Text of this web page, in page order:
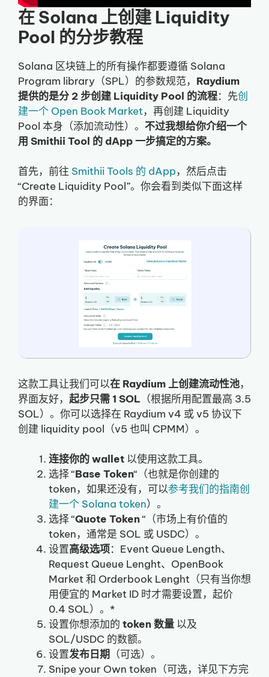
在 Solana 上创建 Liquidity
Pool 的分步教程
Solana 区块链上的所有操作都要遵循 Solana
Program library（SPL）的参数规范， Raydium
提供的是分 2 步创建 Liquidity Pool 的流程：先创
建一个 Open Book Market，再创建 Liquidity
Pool 本身（添加流动性）。 不过我想给你介绍一个
用 Smithii Tool 的 dApp 一步搞定的方案。
首先，前往 Smithii Tools 的 dApp，然后点击
“Create Liquidity Pool”。你会看到类似下面这样
的界面：
这款工具让我们可以在 Raydium 上创建流动性池，
界面友好， 起步只需 1 SOL （根据所用配置最高 3.5
SOL）。你可以选择在 Raydium v4 或 v5 协议下
创建 liquidity pool（v5 也叫 CPMM）。
连接你的 wallet 以使用这款工具。
选择 “Base Token“（也就是你创建的
token，如果还没有，可以参考我们的指南创
建一个 Solana token）。
选择 “Quote Token“（市场上有价值的
token，通常是 SOL 或 USDC）。
设置高级选项：Event Queue Length、
Request Queue Lenght、OpenBook
Market 和 Orderbook Lenght（只有当你想
用便宜的 Market ID 时才需要设置，起价
0.4 SOL）。*
设置你想添加的 token 数量 以及
SOL/USDC 的数额。
设置发布日期 （可选）。
Snipe your Own token（可选，详见下方完